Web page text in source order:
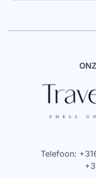
Telefoon: